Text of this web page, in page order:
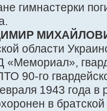
гимнастерки
области
90-го
1943 года в
в